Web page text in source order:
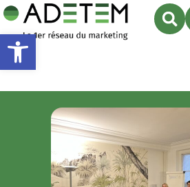
Ouvrir la barre